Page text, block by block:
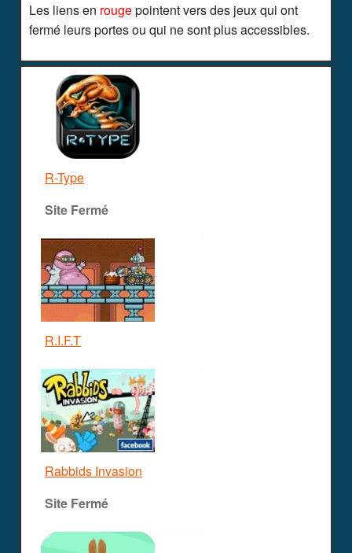
Les liens en rougepointent vers des jeux qui ont
fermé leurs portes ou qui ne sont plus accessibles.
R-Type
Site Fermé
R.I.F.T
Rabbids Invasion
Site Fermé